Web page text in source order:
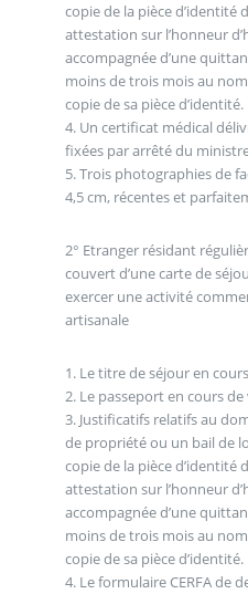
copie de la pièce d’identité
attestation sur l’honneur
accompagnée d’une
moins de trois mois au
copie de sa pièce d’identité.
4. Un certificat médical
fixées par arrêté du
5. Trois photographies de
4,5 cm, récentes et
2° Etranger résidant
couvert d’une carte de
exercer une activité
artisanale
1. Le titre de séjour en
2. Le passeport en cours
3. Justificatifs relatifs au
de propriété ou un bail de
copie de la pièce d’identité
attestation sur l’honneur
accompagnée d’une
moins de trois mois au
copie de sa pièce d’identité.
4. Le formulaire CERFA de